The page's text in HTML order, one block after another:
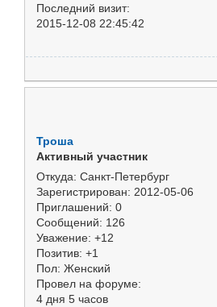
Последний визит:
2015-12-08 22:45:42
Троша
Активный участник
Откуда: Санкт-Петербург
Зарегистрирован: 2012-05-06
Приглашений: 0
Сообщений: 126
Уважение: +12
Позитив: +1
Пол: Женский
Провел на форуме:
4 дня 5 часов